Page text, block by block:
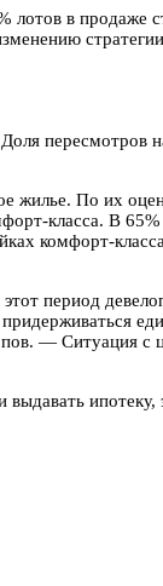
лотов в
жилье. По их
класса. В
комфорт-
период
— Ситуация с
ипотеку,